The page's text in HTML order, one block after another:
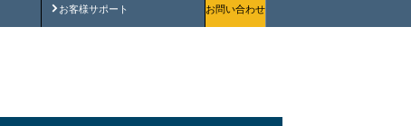
お客様サポート
安全にご使用いただくためにお問い合わせ